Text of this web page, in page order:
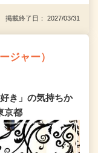
載終了日： 2027/03/31
ジャー）
き」の気持ちか
京都